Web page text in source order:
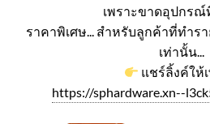
เพราะขาดอุปกรณ์
ราคาพิเศษ... สำหรับลูกค้าที่ทำร
เท่านั้น...
แชร์ลิ้งค์ให้
https://sphardware.xn--